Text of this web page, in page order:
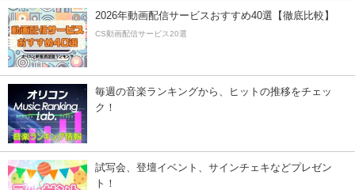
2026年動画配信サービスおすすめ40選【徹底比較】
CS動画配信サービス20選
毎週の音楽ランキングから、ヒットの推移をチェッ
ク！
試写会、登壇イベント、サインチェキなどプレゼン
ト！